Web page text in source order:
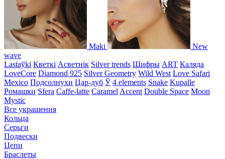
Maki
New
wave
Lastaўki Кветкі Асветнiк Silver trends Шифры ART Каляда
LoveCore Diamond 925 Silver Geometry Wild West Love Safari
Mexico Подсолнухи Цар-дуб Ў 4 elements Snake Kupalle
Ромашки Sfera Caffe-latte Caramel Accent Double Space Moon
Mystic
Все украшения
Кольца
Серьги
Подвески
Цепи
Браслеты